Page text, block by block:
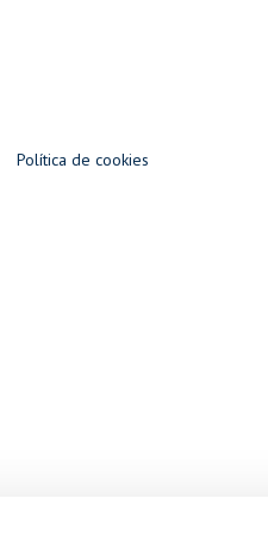
Política de cookies